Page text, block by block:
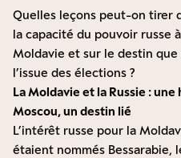
Quelles leçons peut-on tirer
la capacité du pouvoir russe
Moldavie et sur le destin
l’issue des élections ?
La Moldavie et la Russie :
Moscou, un destin lié
L’intérêt russe pour la
étaient nommés